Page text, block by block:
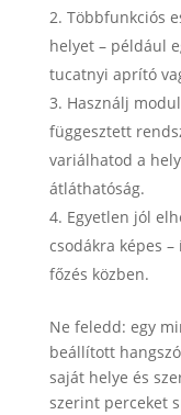
Többfunkciós
helyet – például
tucatnyi aprító
Használj
függesztett
variálhatod a
átláthatóság.
Egyetlen jól
csodákra képes
főzés közben.
Ne feledd: egy
beállított
saját helye és
szerint perceket